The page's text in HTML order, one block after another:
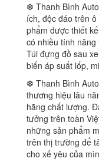
❆ Thanh Bình
ích, độc đáo trên
phẩm được thiết
có nhiều tính
Túi đựng đồ sau
biến áp suất lốp,
❆ Thanh Bình
thương hiệu lâu
hãng chất lượng.
tưởng trên toàn
những sản phẩm
trên thị trường để
cho xế yêu của